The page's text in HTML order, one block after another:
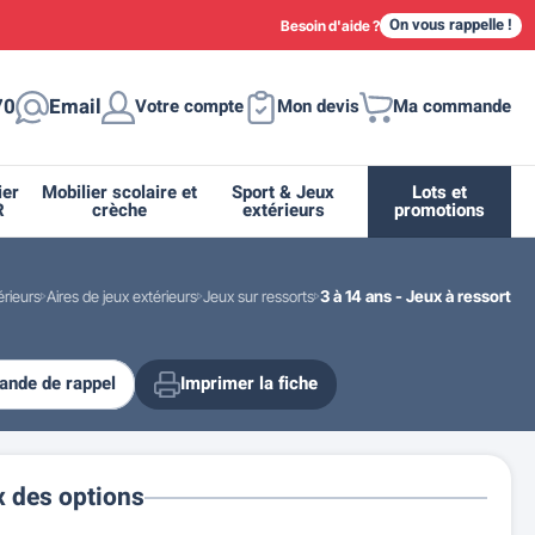
Besoin d'aide ? On vous rappelle !
Email Votre compte Mon devis Ma commande
Fleurissement urbain
Supports et abris vélo moto
Miroir de sécurité routière
Drapeau - Pavoisement
Espace sanitaire
Mobilier scolaire et
crèche
Casiers et meubles de rangement
Sport & Jeux
extérieurs
Lots et
promotions
Aires de jeux extérieurs Jeux sur ressorts 3 à 14 ans - Jeux à ressort
des options
de rappel Imprimer la fiche